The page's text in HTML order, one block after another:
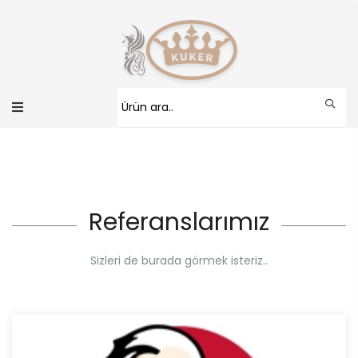
Referanslarımız
Sizleri de burada görmek isteriz..